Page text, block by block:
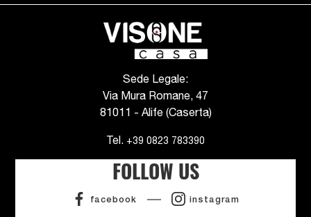
Sede Legale:
Via Mura Romane, 47
81011 - Alife (Caserta)
Tel. +39 0823 783390
FOLLOW US
facebook instagram